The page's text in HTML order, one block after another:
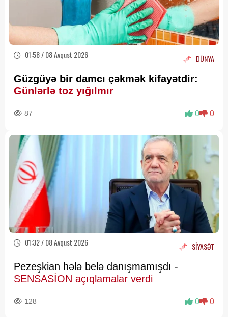
01:58 / 08 Avqust 2026 DÜNYA
Güzgüyə bir damcı çəkmək kifayətdir:
Günlərlə toz yığılmır
87 0 0
01:32 / 08 Avqust 2026 SİYASƏT
Pezeşkian hələ belə danışmamışdı -
SENSASİON açıqlamalar verdi
128 0 0